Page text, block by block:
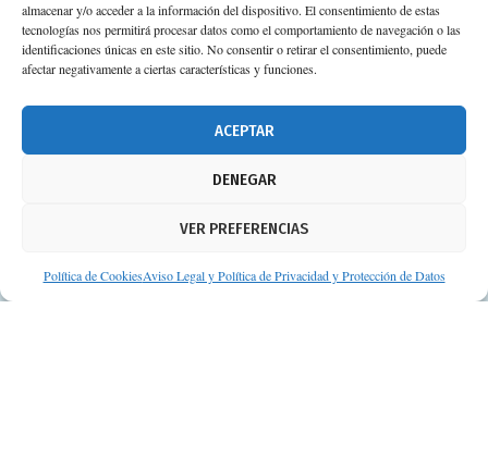
almacenar y/o acceder a la información del dispositivo. El consentimiento de estas
tecnologías nos permitirá procesar datos como el comportamiento de navegación o las
identificaciones únicas en este sitio. No consentir o retirar el consentimiento, puede
afectar negativamente a ciertas características y funciones.
ACEPTAR
DENEGAR
VER PREFERENCIAS
Política de CookiesAviso Legal y Política de Privacidad y Protección de Datos